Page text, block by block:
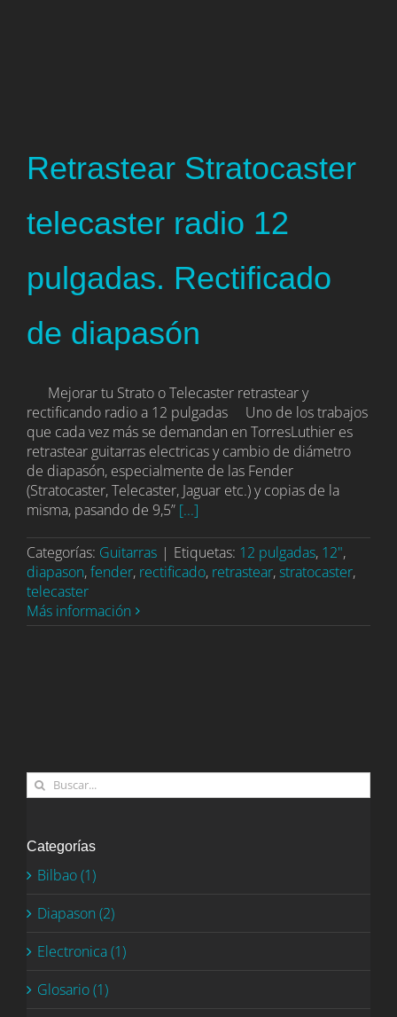
Retrastear Stratocaster
telecaster radio 12
pulgadas. Rectificado
de diapasón
Mejorar tu Strato o Telecaster retrastear y
rectificando radio a 12 pulgadas Uno de los trabajos
que cada vez más se demandan en TorresLuthier es
retrastear guitarras electricas y cambio de diámetro
de diapasón, especialmente de las Fender
(Stratocaster, Telecaster, Jaguar etc.) y copias de la
misma, pasando de 9,5” [...]
Categorías: Guitarras | Etiquetas: 12 pulgadas, 12",
diapason,fender, rectificado, retrastear,stratocaster,
telecaster
Más información
Buscar:
Categorías
Bilbao (1)
Diapason (2)
Electronica (1)
Glosario (1)